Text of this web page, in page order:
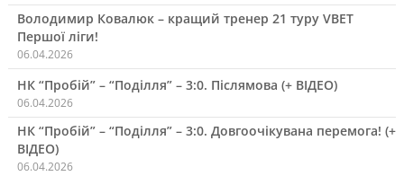
Володимир Ковалюк – кращий тренер 21 туру VBET
Першої ліги!
06.04.2026
НК “Пробій” – “Поділля” – 3:0. Післямова (+ ВІДЕО)
06.04.2026
НК “Пробій” – “Поділля” – 3:0. Довгоочікувана перемога! (+
ВІДЕО)
06.04.2026